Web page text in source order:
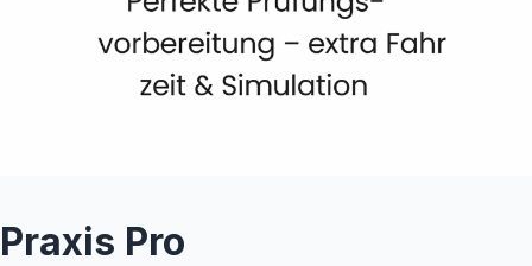
Praxis Pro